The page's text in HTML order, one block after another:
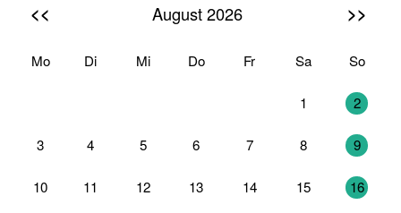
<< August 2026 >>
Mo Di Mi Do Fr Sa So
1 2
3 4 5 6 7 8 9
10 11 12 13 14 15 16